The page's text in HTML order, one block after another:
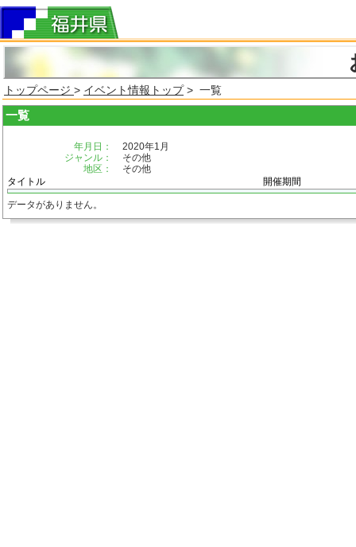
トップページ > イベント情報トップ> 一覧
一覧
年月日：
2020年1月
ジャンル：
その他
地区：
その他
タイトル
開催期間
データがありません。